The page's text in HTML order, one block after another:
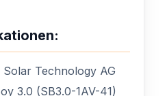
Solar Technology AG
3.0 (SB3.0-1AV-41)